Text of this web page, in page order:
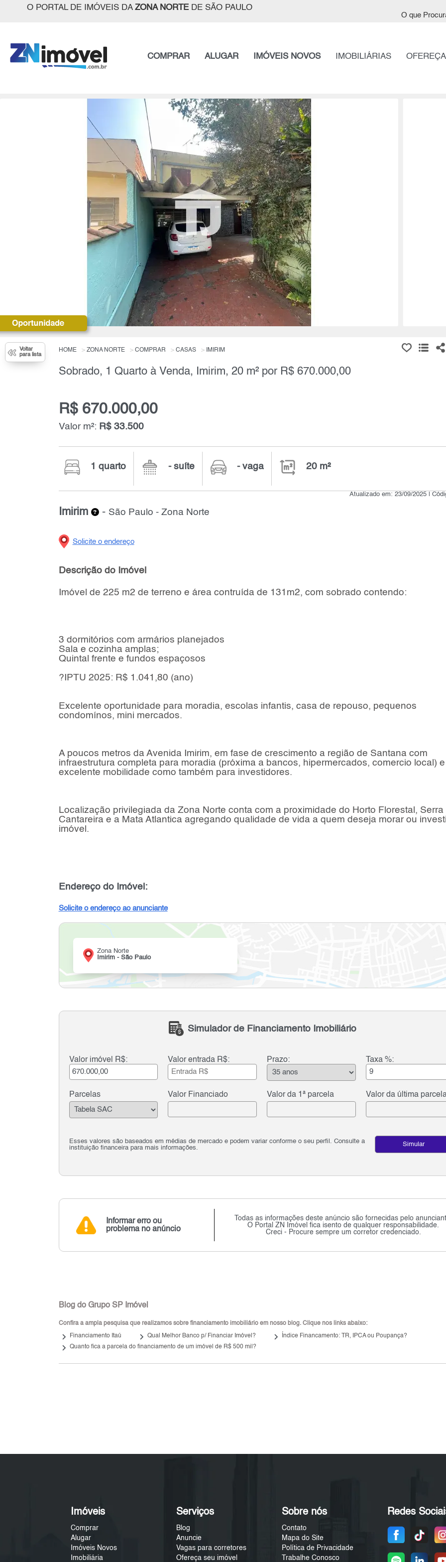
O PORTAL DE IMÓVEIS DA ZONA NORTEDE SÃO PAULO
O que
COMPRAR ALUGAR IMÓVEIS NOVOS IMOBILIÁRIAS
Voltar
para lista
HOME ZONA NORTE COMPRAR CASAS IMIRIM
Sobrado, 1 Quarto à Venda, Imirim, 20 m² por R$ 670.000,00
R$ 670.000,00
Valor m²: R$ 33.500
1 quarto - suíte - vaga 20 m²
Atualizado em: 23/09/2025 |
Imirim - São Paulo - Zona Norte
Solicite o endereço
Descrição do Imóvel
Imóvel de 225 m2 de terreno e área contruída de 131m2, com sobrado contendo:
3 dormitórios com armários planejados
Sala e cozinha amplas;
Quintal frente e fundos espaçosos
?IPTU 2025: R$ 1.041,80 (ano)
Excelente oportunidade para moradia, escolas infantis, casa de repouso, pequenos
condomínos, mini mercados.
A poucos metros da Avenida Imirim, em fase de crescimento a região de Santana com
infraestrutura completa para moradia (próxima a bancos, hipermercados, comercio local) e
excelente mobilidade como também para investidores.
Localização privilegiada da Zona Norte conta com a proximidade do Horto Florestal, Serra
Cantareira e a Mata Atlantica agregando qualidade de vida a quem deseja morar ou
imóvel.
Endereço do Imóvel:
Solicite o endereço ao anunciante
Zona Norte
Imirim - São Paulo
Simulador de Financiamento Imobiliário
Valor imóvel R$: Valor entrada R$: Prazo: Taxa %:
Parcelas Valor Financiado Valor da 1ª parcela Valor da última
Esses valores são baseados em médias de mercado e podem variar conforme o seu perfil. Consulte a
instituição financeira para mais informações.
Simular
Informar erro ou
problema no anúncio
Todas as informações deste anúncio são fornecidas pelo
O Portal ZN Imóvel fica isento de qualquer responsabilidade.
Creci - Procure sempre um corretor credenciado.
Blog do Grupo SP Imóvel
Confira a ampla pesquisa que realizamos sobre financiamento imobiliário em nosso blog. Clique nos links abaixo:
keyboard_arrow_right Financiamento Itaú keyboard_arrow_right Qual Melhor Banco p/ Financiar Imóvel? keyboard_arrow_right Índice Financamento: TR, IPCA ou Poupança?
keyboard_arrow_right Quanto fica a parcela do financiamento de um imóvel de R$ 500 mil?
Imóveis
Comprar
Alugar
Imóveis Novos
Imobiliária
Serviços
Blog
Anuncie
Vagas para corretores
Ofereça seu imóvel
Sobre nós
Contato
Mapa do Site
Política de Privacidade
Trabalhe Conosco
Redes